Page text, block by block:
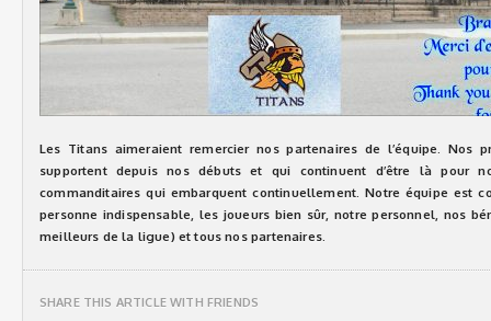
Les Titans aimeraient remercier nos partenaires de l’équipe. Nos
supportent depuis nos débuts et qui continuent d’être là pour
commanditaires qui embarquent continuellement. Notre équipe est
personne indispensable, les joueurs bien sûr, notre personnel, nos
meilleurs de la ligue) et tous nos partenaires.
SHARE THIS ARTICLE WITH FRIENDS